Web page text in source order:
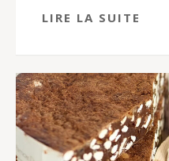
LIRE LA SUITE